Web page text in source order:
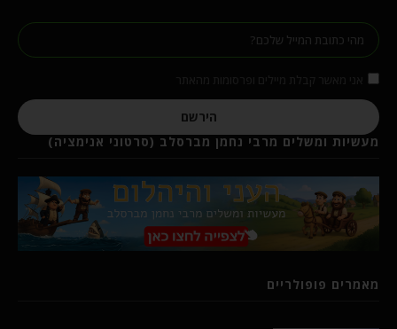
הירשם
מעשיות ומשלים מרבי נחמן מברסלב (סרטוני אנימציה)
מאמרים פופולריים